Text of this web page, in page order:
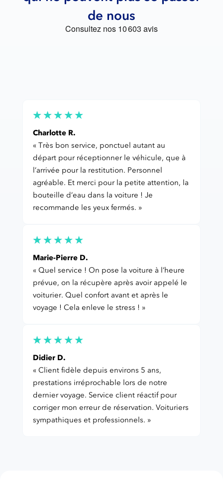
de nous
Charlotte R.
« Très bon service, ponctuel autant au
départ pour réceptionner le véhicule, que à
l’arrivée pour la restitution. Personnel
agréable. Et merci pour la petite attention, la
bouteille d’eau dans la voiture ! Je
recommande les yeux fermés. »
Marie-Pierre D.
« Quel service ! On pose la voiture à l’heure
prévue, on la récupère après avoir appelé le
voiturier. Quel confort avant et après le
voyage ! Cela enleve le stress ! »
Didier D.
« Client fidèle depuis environs 5 ans,
prestations irréprochable lors de notre
dernier voyage. Service client réactif pour
corriger mon erreur de réservation. Voituriers
sympathiques et professionnels. »